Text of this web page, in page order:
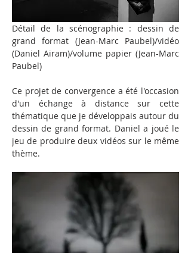
Détail de la scénographie : dessin de
grand format (Jean-Marc Paubel)/vidéo
(Daniel Airam)/volume papier (Jean-Marc
Paubel)
Ce projet de convergence a été l'occasion
d'un échange à distance sur cette
thématique que je développais autour du
dessin de grand format. Daniel a joué le
jeu de produire deux vidéos sur le même
thème.